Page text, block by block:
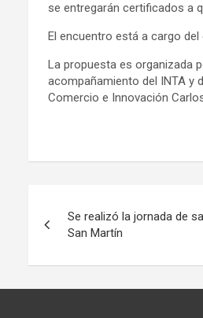
se entregarán certificados a
El encuentro está a cargo del
La propuesta es organizada
acompañamiento del INTA y
Comercio e Innovación
de
entradas
Se realizó la jornada de
San Martín